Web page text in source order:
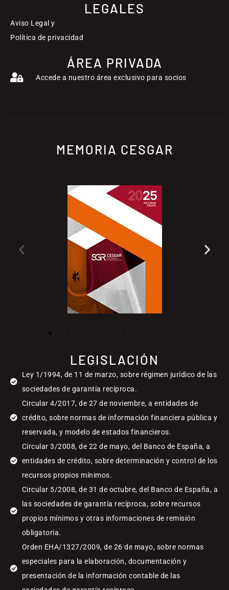
LEGALES
Aviso Legal y
Política de privacidad
ÁREA PRIVADA
Accede a nuestro área exclusivo para socios
MEMORIA CESGAR
LEGISLACIÓN
Ley 1/1994, de 11 de marzo, sobre régimen jurídico de las
sociedades de garantía recíproca.
Circular 4/2017, de 27 de noviembre, a entidades de
crédito, sobre normas de información financiera pública y
reservada, y modelo de estados financieros.
Circular 3/2008, de 22 de mayo, del Banco de España, a
entidades de crédito, sobre determinación y control de los
recursos propios mínimos.
Circular 5/2008, de 31 de octubre, del Banco de España, a
las sociedades de garantía recíproca, sobre recursos
propios mínimos y otras informaciones de remisión
obligatoria.
Orden EHA/1327/2009, de 26 de mayo, sobre normas
especiales para la elaboración, documentación y
presentación de la información contable de las